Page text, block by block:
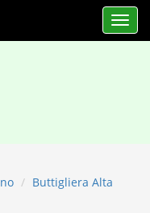
Apri
Buttigliera Alta